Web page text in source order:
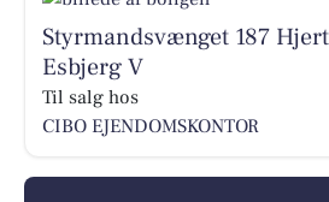
Styrmandsvænget 187
Esbjerg V
Til salg hos
CIBO EJENDOMSKONTOR